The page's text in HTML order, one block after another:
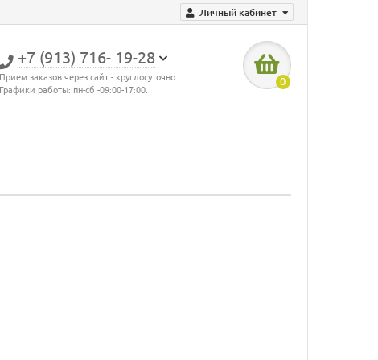
Личный кабинет
+7 (913) 716- 19-28
Прием заказов через сайт - круглосуточно.
Графики работы: пн-сб -09:00-17:00.
0